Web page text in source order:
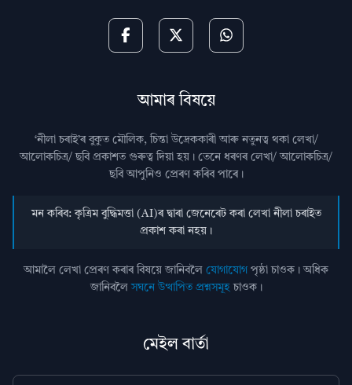
আমাৰ বিষয়ে
‘নীলা চৰাই’ৰ বুকুত মৌলিক, চিন্তা উদ্রেককাৰী আৰু নতুনত্ব থকা লেখা/
আলোকচিত্ৰ/ ছবি প্রকাশত গুৰুত্ব দিয়া হয়। তেনে ধৰণৰ লেখা/ আলোকচিত্ৰ/
ছবি আপুনিও প্রেৰণ কৰিব পাৰে।
মন কৰিব: কৃত্ৰিম বুদ্ধিমত্তা (AI)ৰ দ্বাৰা জেনেৰেট কৰা লেখা নীলা চৰাইত
প্ৰকাশ কৰা নহয়।
আমালৈ লেখা প্ৰেৰণ কৰাৰ বিষয়ে জানিবলৈ যোগাযোগ পৃষ্ঠা চাওক। অধিক
জানিবলৈসঘনে উত্থাপিত প্ৰশ্নসমূহচাওক।
মেইল বাৰ্তা